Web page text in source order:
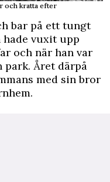
och kratta efter
bar på ett tungt
hade vuxit upp
och när han var
Året därpå
med sin bror